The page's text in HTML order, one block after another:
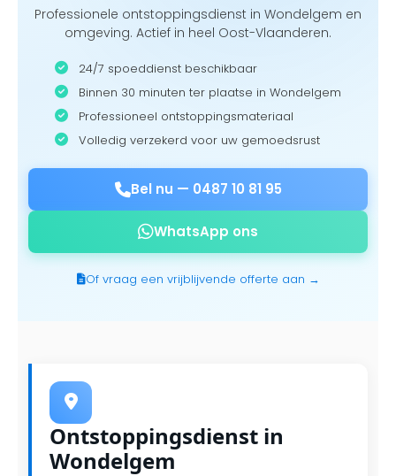
Professionele ontstoppingsdienst in Wondelgem en
omgeving. Actief in heel Oost-Vlaanderen.
24/7 spoeddienst beschikbaar
Binnen 30 minuten ter plaatse in Wondelgem
Professioneel ontstoppingsmateriaal
Volledig verzekerd voor uw gemoedsrust
Bel nu — 0487 10 81 95
WhatsApp ons
Of vraag een vrijblijvende offerte aan →
Ontstoppingsdienst in
Wondelgem